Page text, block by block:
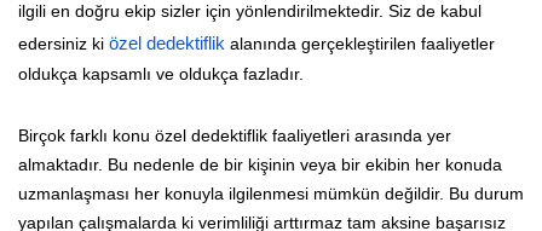
ilgili en doğru ekip sizler için yönlendirilmektedir. Siz de kabul
edersiniz ki özel dedektiflik alanında gerçekleştirilen faaliyetler
oldukça kapsamlı ve oldukça fazladır.
Birçok farklı konu özel dedektiflik faaliyetleri arasında yer
almaktadır. Bu nedenle de bir kişinin veya bir ekibin her konuda
uzmanlaşması her konuyla ilgilenmesi mümkün değildir. Bu durum
yapılan çalışmalarda ki verimliliği arttırmaz tam aksine başarısız